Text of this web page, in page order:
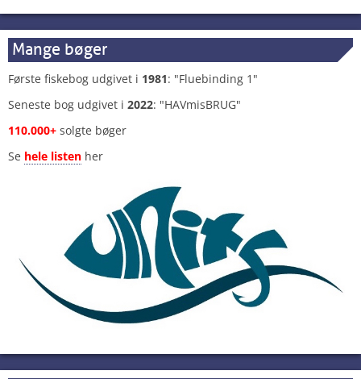
Mange bøger
Første fiskebog udgivet i 1981: "Fluebinding 1"
Seneste bog udgivet i 2022: "HAVmisBRUG"
110.000+ solgte bøger
Se hele listen her